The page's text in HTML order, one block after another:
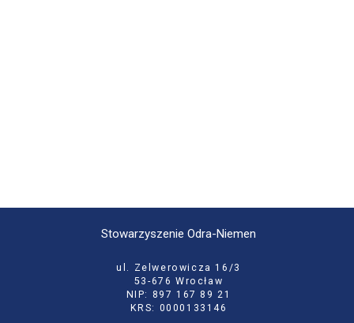
Stowarzyszenie Odra-Niemen
ul. Zelwerowicza 16/3
53-676 Wrocław
NIP: 897 167 89 21
KRS: 0000133146